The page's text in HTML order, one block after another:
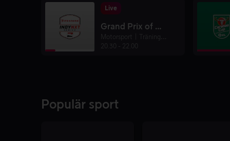
Live
Grand Prix of Portland
Träning 1
20.30
-
Populär sport